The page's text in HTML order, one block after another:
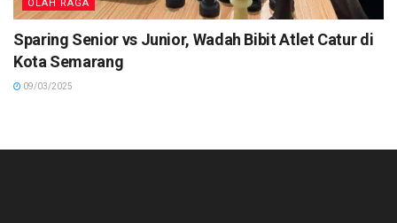
OLAH RAGA
Sparing Senior vs Junior, Wadah Bibit Atlet Catur di
Kota Semarang
09/03/2025